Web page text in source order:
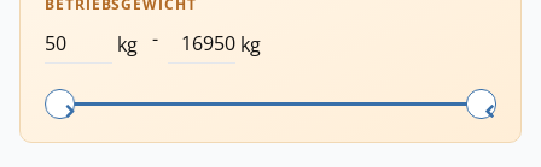
BETRIEBSGEWICHT
kg - kg